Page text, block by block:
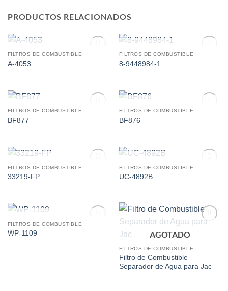
PRODUCTOS RELACIONADOS
AGOTADO
FILTROS DE COMBUSTIBLE
A-4053
AGOTADO
FILTROS DE COMBUSTIBLE
8-9448984-1
AGOTADO
FILTROS DE COMBUSTIBLE
BF877
AGOTADO
FILTROS DE COMBUSTIBLE
BF876
AGOTADO
FILTROS DE COMBUSTIBLE
33219-FP
AGOTADO
FILTROS DE COMBUSTIBLE
UC-4892B
AGOTADO
FILTROS DE COMBUSTIBLE
WP-1109 AGOTADO
FILTROS DE COMBUSTIBLE
Filtro de Combustible
Separador de Agua para Jac